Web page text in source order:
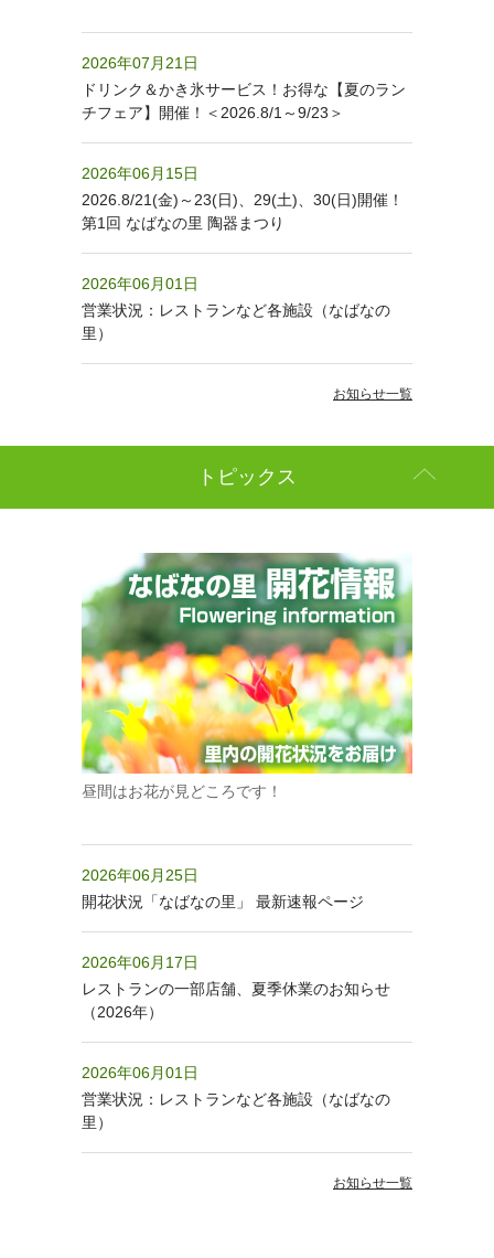
2026年07月21日
ドリンク＆かき氷サービス！お得な【夏のラン
チフェア】開催！＜2026.8/1～9/23＞
2026年06月15日
2026.8/21(金)～23(日)、29(土)、30(日)開催！
第1回 なばなの里 陶器まつり
2026年06月01日
営業状況：レストランなど各施設（なばなの
里）
お知らせ一覧
トピックス
昼間はお花が見どころです！
2026年06月25日
開花状況「なばなの里」 最新速報ページ
2026年06月17日
レストランの一部店舗、夏季休業のお知らせ
（2026年）
2026年06月01日
営業状況：レストランなど各施設（なばなの
里）
お知らせ一覧